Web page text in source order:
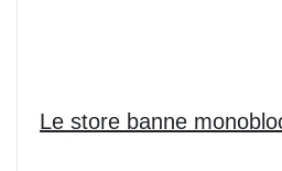
Le store banne